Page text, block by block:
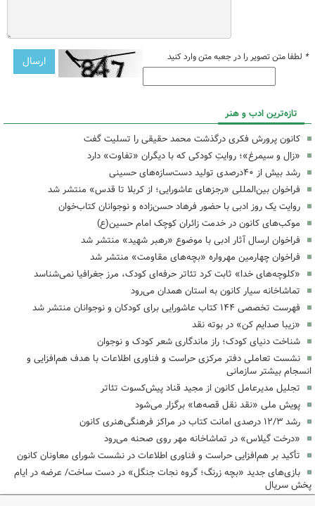
* لطفا متن تصویر را در جعبه متن وارد کنید
تازه‌ترین ادب و هنر
کانون پرورش فکری درگذشت محمد حقیقی را تسلیت گفت
«زال و سیمرغ»؛ روایتِ کودکی که با دیگران «تفاوت» دارد
رشد بیش از ۴۰درصدی تولید دست‌سازه‌های حسینی
فراخوان بین‌المللی «رجزهای عاشورایی؛ از کربلا تا قدس» منتشر شد
روایت یک روز ادبی با حضور فرهاد حسن‌زاده و نوجوانان کتاب‌خوان
موکب‌های کانون در خدمت زائران کوچک امام حسین(ع)
فراخوان ارسال آثار ادبی با موضوع «رهبر شهید» منتشر شد
فراخوان چهارمین مهرواره «بچه‌های مقاومت» منتشر شد
«کلوچه‌های خدا» ثابت کرد تئاتر حرفه‌ای کودک، مرز جغرافیا نمی‌شناسد
تماشاخانه سیار کانون به استان همدان می‌رود
فهرست تخصصی ۱۴۴ کتاب عاشورایی برای کودکان و نوجوانان منتشر شد
«زیبا صدایم کن» در بوته نقد
شناخت دنیای کودک؛ راز ماندگاری شعر کودک و نوجوان
نشست تعاملی دفتر مرکزی حراست و فناوری اطلاعات با هدف هم‌افزایی و
انسجام بیشتر سازمانی
تجلیل مدیرعامل کانون از مجید قناد پیش‌کسوت تئاتر
پویش ملی «نقد نقل قصه‌ها» برگزار می‌شود
رشد ۱۲/۳ درصدی امانت کتاب در مراکز فرهنگی‌هنری کانون
«درخت گیلاس» در تماشاخانه مهر روی صحنه می‌رود
تأکید بر هم‌افزایی حراست و فناوری اطلاعات در نشست شورای معاونان کانون
بازی‌های جدید «بچه زرنگ؛ گروه نجات جنگل» در دست ساخت/ عرضه در ایام
پخش سریال